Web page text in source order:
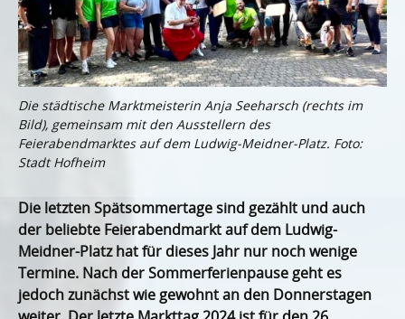
Die städtische Marktmeisterin Anja Seeharsch (rechts im
Bild), gemeinsam mit den Ausstellern des
Feierabendmarktes auf dem Ludwig-Meidner-Platz. Foto:
Stadt Hofheim
Die letzten Spätsommertage sind gezählt und auch
der beliebte Feierabendmarkt auf dem Ludwig-
Meidner-Platz hat für dieses Jahr nur noch wenige
Termine. Nach der Sommerferienpause geht es
jedoch zunächst wie gewohnt an den Donnerstagen